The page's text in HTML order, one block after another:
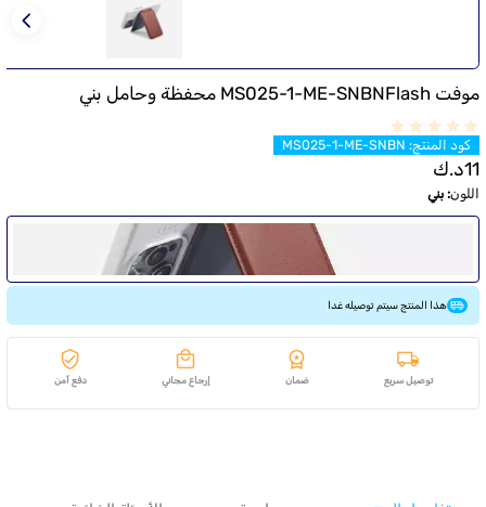
موفت MS025-1-ME-SNBNFlash محفظة وحامل بني
كود المنتج:
MS025-1-ME-SNBN
11د.ك
اللون: بني
هذا المنتج سيتم توصيله غدا
توصيل سريع ضمان إرجاع مجاني دفع آمن